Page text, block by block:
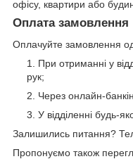
офісу, квартири або
Оплата замовлення
Оплачуйте замовлення
При отриманні у
рук;
Через онлайн-
У відділенні будь-
Залишились питання?
Пропонуємо також